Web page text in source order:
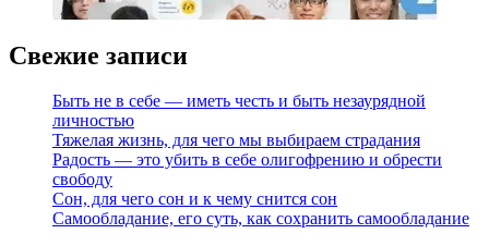
Свежие записи
Быть не в себе — иметь честь и быть незаурядной
личностью
Тяжелая жизнь, для чего мы выбираем страдания
Радость — это убить в себе олигофрению и обрести
свободу
Сон, для чего сон и к чему снится сон
Самообладание, его суть, как сохранить самообладание